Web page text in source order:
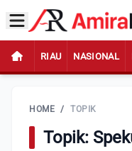
RIAU NASIONAL
HOME / TOPIK
Topik: